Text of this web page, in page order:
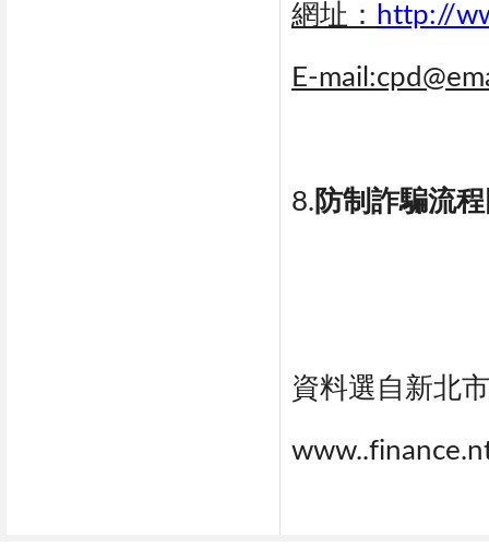
網址： http://
E-
8.防制詐騙流
資料選自新北